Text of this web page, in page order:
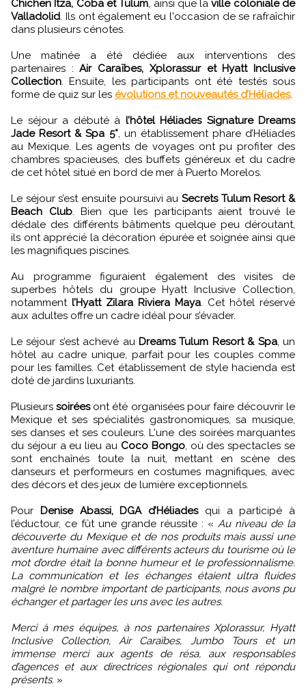
Chichen Itza, Coba et Tulum, ainsi que la ville coloniale de
Valladolid. Ils ont également eu l'occasion de se rafraîchir
dans plusieurs cénotes.
Une matinée a été dédiée aux interventions des
partenaires :Air Caraïbes, Xplorassur et Hyatt Inclusive
Collection. Ensuite, les participants ont été testés sous
forme de quiz sur les évolutions et nouveautés d’Héliades.
Le séjour a débuté à l’hôtel Héliades Signature Dreams
Jade Resort & Spa 5*, un établissement phare d’Héliades
au Mexique. Les agents de voyages ont pu profiter des
chambres spacieuses, des buffets généreux et du cadre
de cet hôtel situé en bord de mer à Puerto Morelos.
Le séjour s’est ensuite poursuivi au Secrets Tulum Resort &
Beach Club. Bien que les participants aient trouvé le
dédale des différents bâtiments quelque peu déroutant,
ils ont apprécié la décoration épurée et soignée ainsi que
les magnifiques piscines.
Au programme figuraient également des visites de
superbes hôtels du groupe Hyatt Inclusive Collection,
notamment l’Hyatt Zilara Riviera Maya. Cet hôtel réservé
aux adultes offre un cadre idéal pour s’évader.
Le séjour s’est achevé au Dreams Tulum Resort & Spa, un
hôtel au cadre unique, parfait pour les couples comme
pour les familles. Cet établissement de style hacienda est
doté de jardins luxuriants.
Plusieurssoirées ont été organisées pour faire découvrir le
Mexique et ses spécialités gastronomiques, sa musique,
ses danses et ses couleurs. L'une des soirées marquantes
du séjour a eu lieu au Coco Bongo, où des spectacles se
sont enchaînés toute la nuit, mettant en scène des
danseurs et performeurs en costumes magnifiques, avec
des décors et des jeux de lumière exceptionnels.
Pour Denise Abassi, DGA d’Héliadesqui a participé à
l’éductour, ce fût une grande réussite : « Au niveau de la
découverte du Mexique et de nos produits mais aussi une
aventure humaine avec différents acteurs du tourisme où le
mot d’ordre était la bonne humeur et le professionnalisme.
La communication et les échanges étaient ultra fluides
malgré le nombre important de participants, nous avons pu
échanger et partager les uns avec les autres.
Merci à mes équipes, à nos partenaires Xplorassur, Hyatt
Inclusive Collection, Air Caraïbes, Jumbo Tours et un
immense merci aux agents de résa, aux responsables
d’agences et aux directrices régionales qui ont répondu
présents. »